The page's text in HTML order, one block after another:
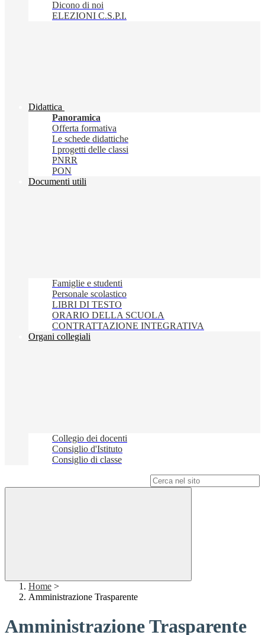
Dicono di noi
ELEZIONI C.S.P.I.
Didattica
Panoramica
Offerta formativa
Le schede didattiche
I progetti delle classi
PNRR
PON
Documenti utili
Famiglie e studenti
Personale scolastico
LIBRI DI TESTO
ORARIO DELLA SCUOLA
CONTRATTAZIONE INTEGRATIVA
Organi collegiali
Collegio dei docenti
Consiglio d'Istituto
Consiglio di classe
Home >
Amministrazione Trasparente
Amministrazione Trasparente